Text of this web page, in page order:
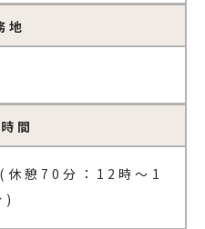
地
間
憩70分：12時～1
)